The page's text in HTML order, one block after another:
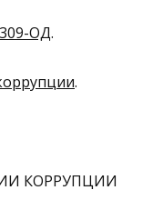
ОД.
.
КОРРУПЦИИ